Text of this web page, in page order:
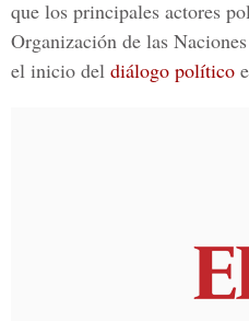
que los principales actores
Organización de las
el inicio del diálogo político